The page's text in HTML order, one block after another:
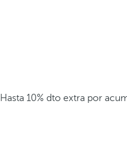
Hasta 10% dto extra por